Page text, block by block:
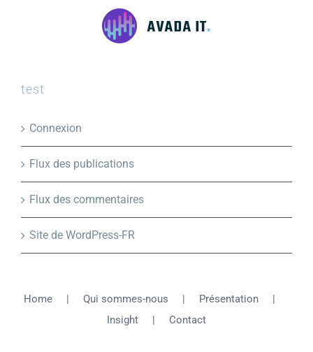
test
Connexion
Flux des publications
Flux des commentaires
Site de WordPress-FR
Home Qui sommes-nous
Présentation
Insight
Contact